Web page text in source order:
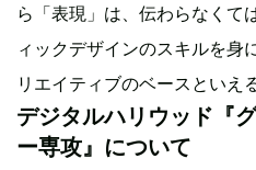
ら「表現」は、伝わらなくて
ィックデザインのスキルを身
リエイティブのベースといえ
デジタルハリウッド『
ー専攻』について